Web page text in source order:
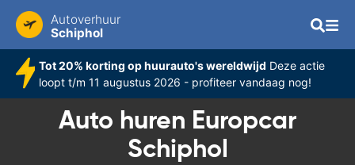
Autoverhuur
Schiphol
Tot 20% korting op huurauto's wereldwijd Deze actie
loopt t/m 11 augustus 2026 - profiteer vandaag nog!
Auto huren Europcar
Schiphol